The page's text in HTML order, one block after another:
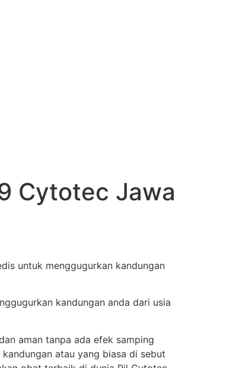
Cytotec Jawa
untuk menggugurkan kandungan
kandungan anda dari usia
aman tanpa ada efek samping
atau yang biasa di sebut